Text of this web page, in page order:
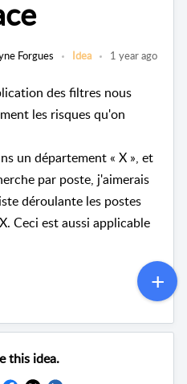
Forgues Idea 1 year ago
des filtres nous
les risques qu'on
un département « X », et
par poste, j'aimerais
déroulante les postes
Ceci est aussi applicable
this idea.